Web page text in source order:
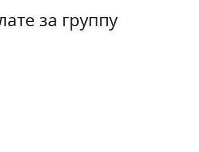
за группу